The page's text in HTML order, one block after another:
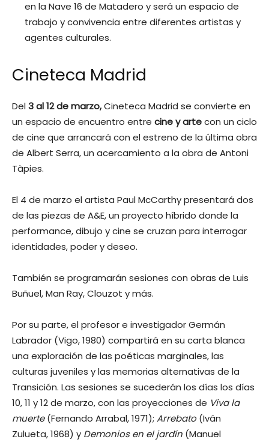
en la Nave 16 de Matadero y será un espacio de
trabajo y convivencia entre diferentes artistas y
agentes culturales.
Cineteca Madrid
Del3 al 12 de marzo,Cineteca Madrid se convierte en
un espacio de encuentro entre cine y artecon un ciclo
de cine que arrancará con el estreno de la última obra
de Albert Serra, un acercamiento a la obra de Antoni
Tàpies.
El 4 de marzo el artista Paul McCarthy presentará dos
de las piezas de A&E, un proyecto híbrido donde la
performance, dibujo y cine se cruzan para interrogar
identidades, poder y deseo.
También se programarán sesiones con obras de Luis
Buñuel, Man Ray, Clouzot y más.
Por su parte, el profesor e investigador Germán
Labrador (Vigo, 1980) compartirá en su carta blanca
una exploración de las poéticas marginales, las
culturas juveniles y las memorias alternativas de la
Transición. Las sesiones se sucederán los días los días
10, 11 y 12 de marzo, con las proyecciones de Viva la
muerte(Fernando Arrabal, 1971); Arrebato(Iván
Zulueta, 1968) y Demonios en el jardín (Manuel